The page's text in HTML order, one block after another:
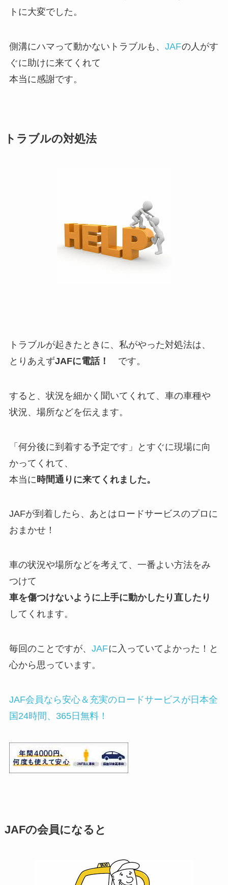
トに大変でした。
側溝にハマって動かないトラブルも、 JAFの人がす
ぐに助けに来てくれて
本当に感謝です。
トラブルの対処法
トラブルが起きたときに、私がやった対処法は、
とりあえずJAFに電話！ です。
すると、状況を細かく聞いてくれて、車の車種や
状況、場所などを伝えます。
「何分後に到着する予定です」とすぐに現場に向
かってくれて、
本当に 時間通りに来てくれました。
JAFが到着したら、あとはロードサービスのプロに
おまかせ！
車の状況や場所などを考えて、一番よい方法をみ
つけて
車を傷つけないように上手に動かしたり直したり
してくれます。
毎回のことですが、 JAFに入っていてよかった！と
心から思っています。
JAF会員なら安心＆充実のロードサービスが日本全
国24時間、365日無料！
JAFの会員になると